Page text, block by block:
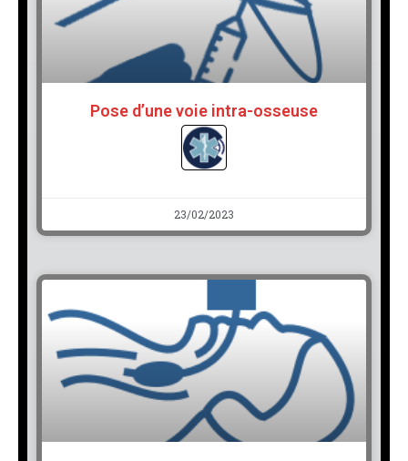
Pose d’une voie intra-osseuse
23/02/2023